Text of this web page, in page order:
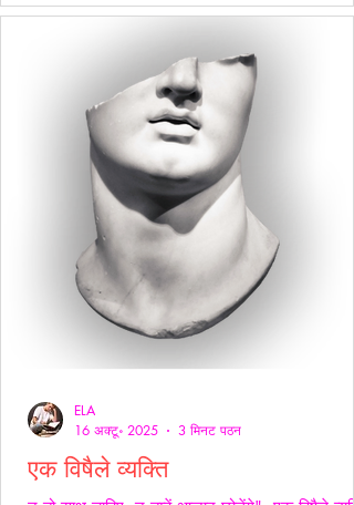
एक विषैले व्यक्ति
ELA
16 अक्टू॰ 2025
3 मिनट पठन